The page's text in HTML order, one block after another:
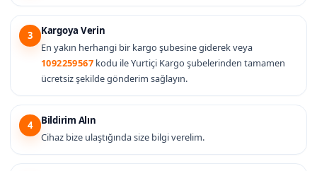
3
Kargoya Verin
En yakın herhangi bir kargo şubesine giderek veya
1092259567 kodu ile Yurtiçi Kargo şubelerinden tamamen
ücretsiz şekilde gönderim sağlayın.
4
Bildirim Alın
Cihaz bize ulaştığında size bilgi verelim.